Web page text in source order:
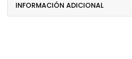
INFORMACIÓN ADICIONAL